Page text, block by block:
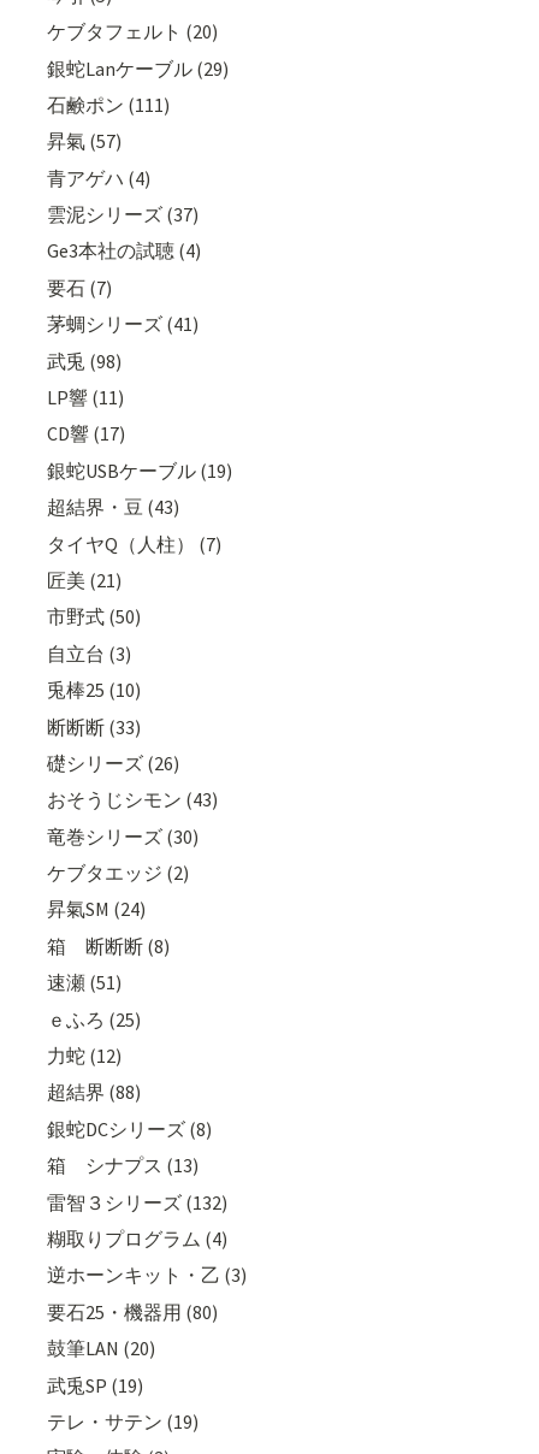
ケブタフェルト (20)
銀蛇Lanケーブル (29)
石鹸ポン (111)
昇氣 (57)
青アゲハ (4)
雲泥シリーズ (37)
Ge3本社の試聴 (4)
要石 (7)
茅蜩シリーズ (41)
武兎 (98)
LP響 (11)
CD響 (17)
銀蛇USBケーブル (19)
超結界・豆 (43)
タイヤQ（人柱） (7)
匠美 (21)
市野式 (50)
自立台 (3)
兎棒25 (10)
断断断 (33)
礎シリーズ (26)
おそうじシモン (43)
竜巻シリーズ (30)
ケブタエッジ (2)
昇氣SM (24)
箱 断断断 (8)
速瀬 (51)
ｅふろ (25)
力蛇 (12)
超結界 (88)
銀蛇DCシリーズ (8)
箱 シナプス (13)
雷智３シリーズ (132)
糊取りプログラム (4)
逆ホーンキット・乙 (3)
要石25・機器用 (80)
鼓筆LAN (20)
武兎SP (19)
テレ・サテン (19)